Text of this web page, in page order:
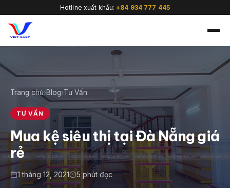
Hotline xuất khẩu:+84 934 777 445
Trang chủ›Blog›Tư Vấn
TƯ VẤN
Mua kệ siêu thị tại Đà Nẵng giá
rẻ
1 tháng 12, 2021 5 phút đọc